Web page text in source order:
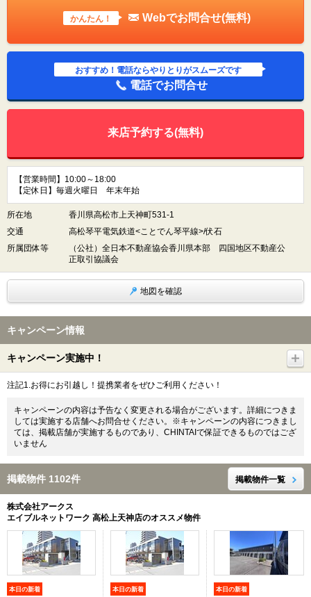
かんたん！ Webでお問合せ(無料)
おすすめ！電話ならやりとりがスムーズです
電話でお問合せ
来店予約する(無料)
【営業時間】10:00～18:00
【定休日】毎週火曜日 年末年始
所在地
香川県高松市上天神町531-1
交通
高松琴平電気鉄道<ことでん琴平線>/伏石
所属団体等
（公社）全日本不動産協会香川県本部 四国地区不動産公
正取引協議会
地図を確認
キャンペーン情報
キャンペーン実施中！
注記1.お得にお引越し！提携業者をぜひご利用ください！
キャンペーンの内容は予告なく変更される場合がございます。詳細につきま
しては実施する店舗へお問合せください。※キャンペーンの内容につきまし
ては、掲載店舗が実施するものであり、CHINTAIで保証できるものではござ
いません
掲載物件 1102件 掲載物件一覧
株式会社アークス
エイブルネットワーク 高松上天神店のオススメ物件
本日の新着 本日の新着 本日の新着